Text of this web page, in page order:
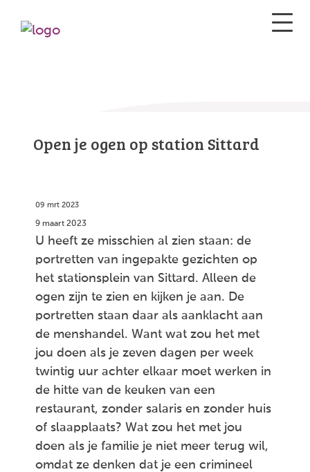
Open je ogen op station Sittard
09 mrt 2023
9 maart 2023
U heeft ze misschien al zien staan: de
portretten van ingepakte gezichten op
het stationsplein van Sittard. Alleen de
ogen zijn te zien en kijken je aan. De
portretten staan daar als aanklacht aan
de menshandel. Want wat zou het met
jou doen als je zeven dagen per week
twintig uur achter elkaar moet werken in
de hitte van de keuken van een
restaurant, zonder salaris en zonder huis
of slaapplaats? Wat zou het met jou
doen als je familie je niet meer terug wil,
omdat ze denken dat je een crimineel